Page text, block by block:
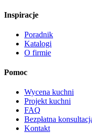
Inspiracje
Poradnik
Katalogi
O firmie
Pomoc
Wycena kuchni
Projekt kuchni
FAQ
Bezpłatna
Kontakt